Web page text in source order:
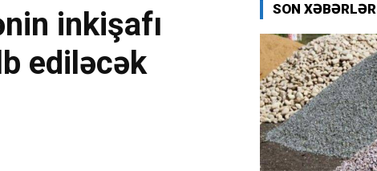
inkişafı
ediləcək
SON XƏBƏRLƏR